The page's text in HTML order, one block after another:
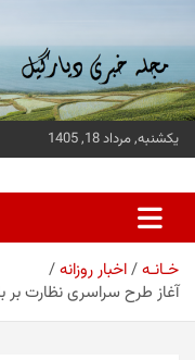
بروید
یکشنبه, مرداد 18, 1405
پایگاه خبری
جدیدترین اخبار استان گیلان
خـانـه
اخبار روزانه
آغاز طرح سراسری نظارت بر